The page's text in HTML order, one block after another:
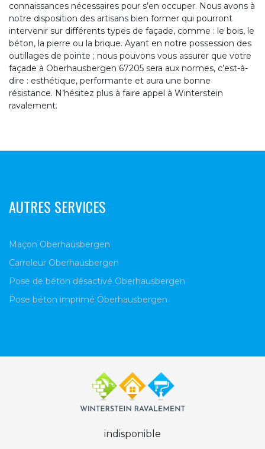
connaissances nécessaires pour s’en occuper. Nous avons à
notre disposition des artisans bien former qui pourront
intervenir sur différents types de façade, comme : le bois, le
béton, la pierre ou la brique. Ayant en notre possession des
outillages de pointe ; nous pouvons vous assurer que votre
façade à Oberhausbergen 67205 sera aux normes, c’est-à-
dire : esthétique, performante et aura une bonne
résistance. N’hésitez plus à faire appel à Winterstein
ravalement.
AUTRES SERVICES
Maçon Oberhausbergen
Carreleur Oberhausbergen
Pose de béton désactivé Oberhausbergen
Pose béton imprimé Oberhausbergen
indisponible